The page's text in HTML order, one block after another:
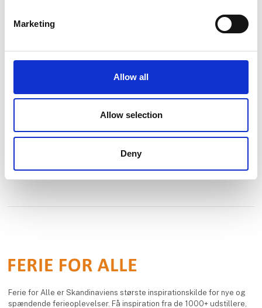
Marketing
Allow all
Allow selection
Deny
Ferie for Alle er Skandinaviens største inspirationskilde for nye og
spændende ferieoplevelser. Få inspiration fra de 1000+ udstillere,